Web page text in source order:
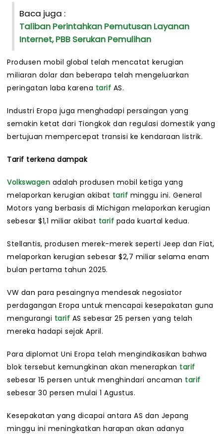
Baca juga :
Taliban Perintahkan Pemutusan Layanan
Internet, PBB Serukan Pemulihan
Produsen mobil global telah mencatat kerugian
miliaran dolar dan beberapa telah mengeluarkan
peringatan laba karena tarif AS.
Industri Eropa juga menghadapi persaingan yang
semakin ketat dari Tiongkok dan regulasi domestik yang
bertujuan mempercepat transisi ke kendaraan listrik.
Tarif terkena dampak
Volkswagen adalah produsen mobil ketiga yang
melaporkan kerugian akibat tarif minggu ini. General
Motors yang berbasis di Michigan melaporkan kerugian
sebesar $1,1 miliar akibat tarif pada kuartal kedua.
Stellantis, produsen merek-merek seperti Jeep dan Fiat,
melaporkan kerugian sebesar $2,7 miliar selama enam
bulan pertama tahun 2025.
VW dan para pesaingnya mendesak negosiator
perdagangan Eropa untuk mencapai kesepakatan guna
mengurangi tarif AS sebesar 25 persen yang telah
mereka hadapi sejak April.
Para diplomat Uni Eropa telah mengindikasikan bahwa
blok tersebut kemungkinan akan menerapkan tarif
sebesar 15 persen untuk menghindari ancaman tarif
sebesar 30 persen mulai 1 Agustus.
Kesepakatan yang dicapai antara AS dan Jepang
minggu ini meningkatkan harapan akan adanya